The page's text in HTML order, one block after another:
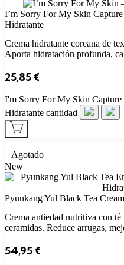
I’m Sorry For My Skin
Hidratante
Crema hidratante coreana de
Aporta hidratación profunda,
25,85€
I'm Sorry For My Skin
Hidratante cantidad
Agotado
New
Pyunkang Yul Black Tea
Crema antiedad nutritiva con
ceramidas. Reduce arrugas,
54,95€